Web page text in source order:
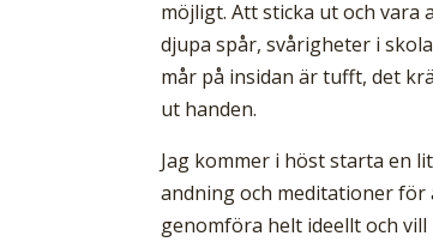
möjligt. Att sticka ut och vara
djupa spår, svårigheter i
mår på insidan är tufft, det
ut handen.
Jag kommer i höst starta en
andning och meditationer för
genomföra helt ideellt och